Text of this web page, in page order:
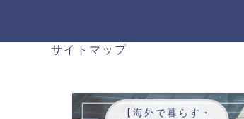
サイトマップ
【海外で暮らす・